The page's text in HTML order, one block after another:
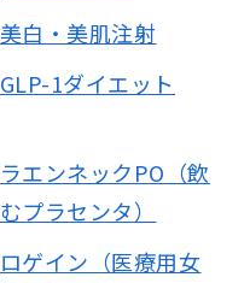
美白・美肌注射
GLP-1ダイエット
ラエンネックPO（飲
むプラセンタ）
ロゲイン（医療用女